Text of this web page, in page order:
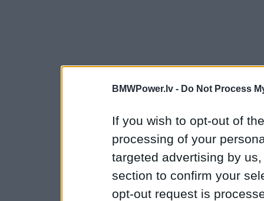
BMWPower.lv - Do Not Process
If you wish to opt-out of
processing of your
targeted advertising by
section to confirm your
opt-out request is